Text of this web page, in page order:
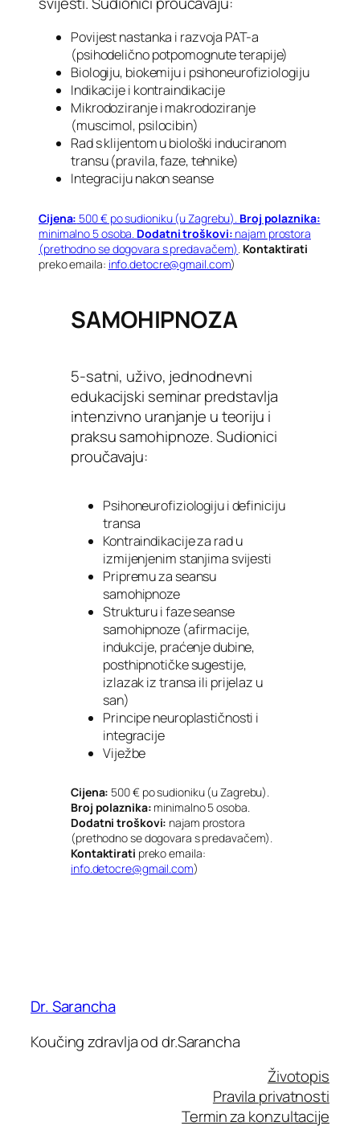
Povijest nastanka i razvoja PAT-a
(psihodelično potpomognute terapije)
Biologiju, biokemiju i psihoneurofiziologiju
Indikacije i kontraindikacije
Mikrodoziranje i makrodoziranje
(muscimol, psilocibin)
Rad s klijentom u biološki induciranom
transu (pravila, faze, tehnike)
Integraciju nakon seanse
Cijena: 500 € po sudioniku (u Zagrebu). Broj polaznika:
minimalno 5 osoba. Dodatni troškovi: najam prostora
(prethodno se dogovara s predavačem). Kontaktirati
preko emaila: info.detocre@gmail.com)
SAMOHIPNOZA
5-satni, uživo, jednodnevni
edukacijski seminar predstavlja
intenzivno uranjanje u teoriju i
praksu samohipnoze. Sudionici
proučavaju:
Psihoneurofiziologiju i definiciju
transa
Kontraindikacije za rad u
izmijenjenim stanjima svijesti
Pripremu za seansu
samohipnoze
Strukturu i faze seanse
samohipnoze (afirmacije,
indukcije, praćenje dubine,
posthipnotičke sugestije,
izlazak iz transa ili prijelaz u
san)
Principe neuroplastičnosti i
integracije
Viježbe
Cijena: 500 € po sudioniku (u Zagrebu).
Broj polaznika: minimalno 5 osoba.
Dodatni troškovi: najam prostora
(prethodno se dogovara s predavačem).
Kontaktirati preko emaila:
info.detocre@gmail.com)
Dr. Sarancha
Koučing zdravlja od dr.Sarancha
Životopis
Pravila privatnosti
Termin za konzultacije